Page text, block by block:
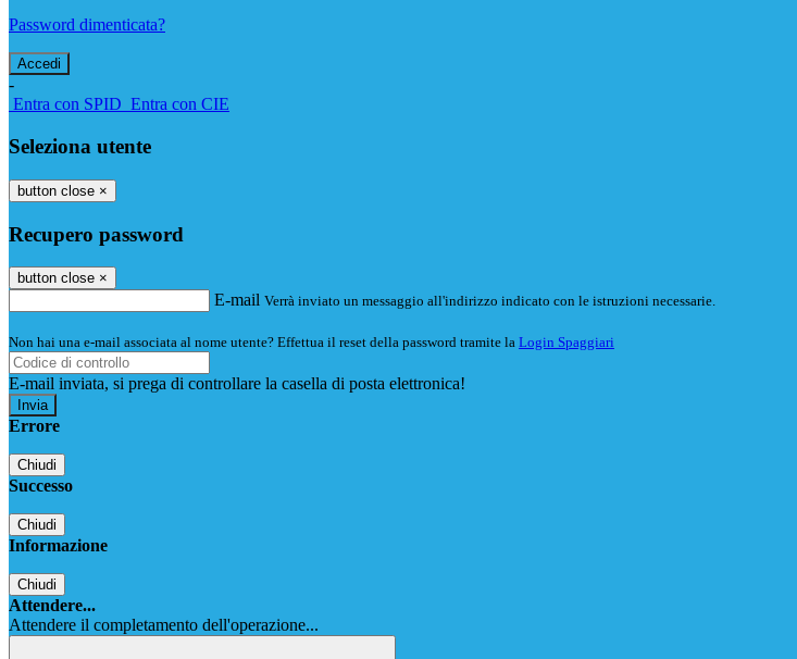
Password dimenticata?
-
Entra con SPID Entra con CIE
Seleziona utente
button close ×
Recupero password
button close ×
E-mail Verrà inviato un messaggio all'indirizzo indicato con le istruzioni necessarie.
Non hai una e-mail associata al nome utente? Effettua il reset della password tramite la Login Spaggiari
E-mail inviata, si prega di controllare la casella di posta elettronica!
Errore
Chiudi
Successo
Chiudi
Informazione
Chiudi
Attendere...
Attendere il completamento dell'operazione...